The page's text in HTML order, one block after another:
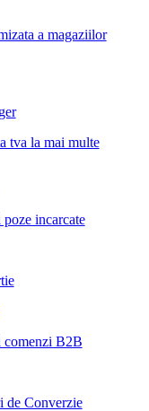
a magaziilor
tva la mai multe
incarcate
comenzi B2B
de Converzie